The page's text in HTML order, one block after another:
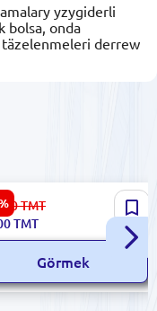
yzygiderli
bolsa, onda
täzelenmeleri derrew
843502000022 |
Plitka 33x60 sm
Versalles
TMT
TMT
Görmek